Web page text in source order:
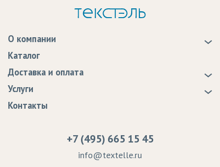
О компании
Статьи
Программа лояльности
Сертификаты качества
Судебные решения
Политика Конфиденциальности
Каталог
Доставка и оплата
Доставка
Оплата
Услуги
Образцы
Контакты
+7 (495) 665 15 45
info@textelle.ru